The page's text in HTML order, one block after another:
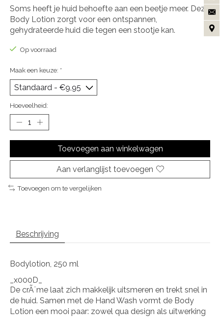
Soms heeft je huid behoefte aan een beetje meer. Deze
Body Lotion zorgt voor een ontspannen,
gehydrateerde huid die tegen een stootje kan.
Op voorraad
Maak een keuze: *
Hoeveelheid:
Toevoegen aan winkelwagen
Aan verlanglijst toevoegen
Toevoegen om te vergelijken
Beschrijving
Bodylotion, 250 ml
_x000D_
De crÃ¨me laat zich makkelijk uitsmeren en trekt snel in
de huid. Samen met de Hand Wash vormt de Body
Lotion een mooi paar: zowel qua design als uitwerking